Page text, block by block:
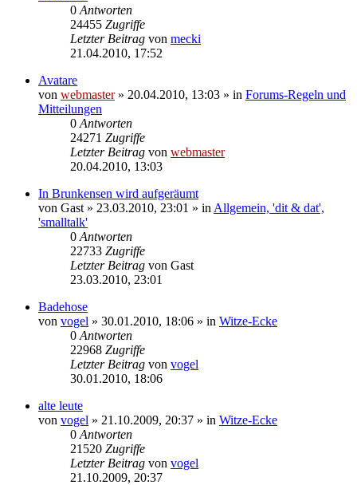
0 Antworten
24455 Zugriffe
Letzter Beitrag von mecki
21.04.2010, 17:52
Avatare
von webmaster» 20.04.2010, 13:03 » in Forums-Regeln und
Mitteilungen
0 Antworten
24271 Zugriffe
Letzter Beitrag von webmaster
20.04.2010, 13:03
In Brunkensen wird aufgeräumt
von Gast » 23.03.2010, 23:01 » in Allgemein, 'dit & dat',
'smalltalk'
0 Antworten
22733 Zugriffe
Letzter Beitrag von Gast
23.03.2010, 23:01
Badehose
von vogel » 30.01.2010, 18:06 » in Witze-Ecke
0 Antworten
22968 Zugriffe
Letzter Beitrag von vogel
30.01.2010, 18:06
alte leute
von vogel » 21.10.2009, 20:37 » in Witze-Ecke
0 Antworten
21520 Zugriffe
Letzter Beitrag von vogel
21.10.2009, 20:37